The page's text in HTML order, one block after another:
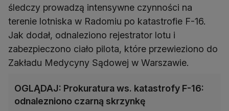
śledczy prowadzą intensywne czynności na
terenie lotniska w Radomiu po katastrofie F-16.
Jak dodał, odnaleziono rejestrator lotu i
zabezpieczono ciało pilota, które przewieziono do
Zakładu Medycyny Sądowej w Warszawie.
OGLĄDAJ: Prokuratura ws. katastrofy F-16:
odnalezniono czarną skrzynkę